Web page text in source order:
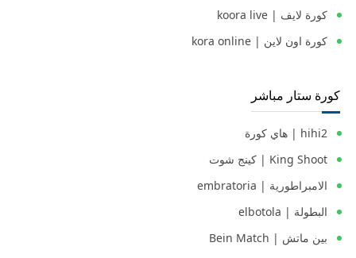
كورة لايف | koora live
كورة اون لاين | kora online
كورة ستار مباشر
hihi2 | هاي كورة
King Shoot | كينج شوت
الامبراطورية | embratoria
البطولة | elbotola
بين ماتش | Bein Match